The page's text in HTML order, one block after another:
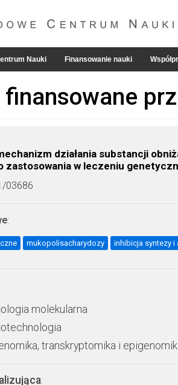
Nauki Finansowanie nauki
działania substancji
zastosowania w leczeniu
03686
:
mukopolisacharydozy inhibicja syntezy
molekularna
transkryptomika i
: